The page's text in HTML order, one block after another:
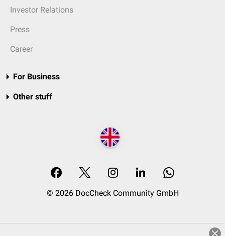
Investor Relations
Press
Career
For Business
Other stuff
© 2026 DocCheck Community GmbH